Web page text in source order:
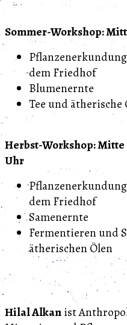
Sommer-Workshop:
dem Friedhof
Blumenernte
Tee und ätherische
Herbst-Workshop: Mitte
Uhr
dem Friedhof
Samenernte
Fermentieren und
ätherischen Ölen
Hilal Alkanist